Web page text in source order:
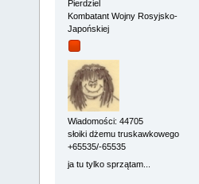
Pierdziel
Kombatant Wojny Rosyjsko-
Japońskiej
Wiadomości: 44705
słoiki dżemu truskawkowego
+65535/-65535
ja tu tylko sprzątam...